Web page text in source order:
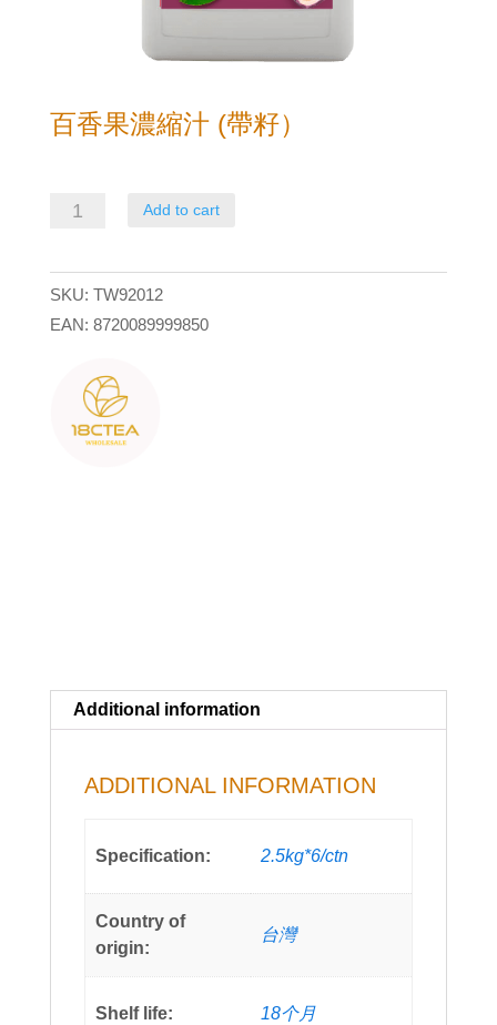
百香果濃縮汁 (帶籽）
濃
縮
quantity
Add to cart
SKU: TW92012
EAN: 8720089999850
Additional information
ADDITIONAL INFORMATION
Specification: 2.5kg*6/ctn
Country of
origin:
台灣
Shelf life: 18个月